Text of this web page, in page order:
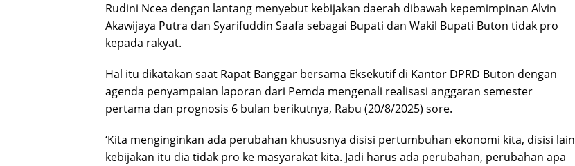
Rudini Ncea dengan lantang menyebut kebijakan daerah dibawah kepemimpinan Alvin
Akawijaya Putra dan Syarifuddin Saafa sebagai Bupati dan Wakil Bupati Buton tidak pro
kepada rakyat.
Hal itu dikatakan saat Rapat Banggar bersama Eksekutif di Kantor DPRD Buton dengan
agenda penyampaian laporan dari Pemda mengenali realisasi anggaran semester
pertama dan prognosis 6 bulan berikutnya, Rabu (20/8/2025) sore.
‘Kita menginginkan ada perubahan khususnya disisi pertumbuhan ekonomi kita, disisi lain
kebijakan itu dia tidak pro ke masyarakat kita. Jadi harus ada perubahan, perubahan apa